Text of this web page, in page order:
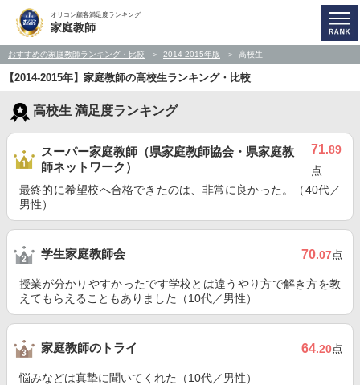
オリコン顧客満足度ランキング
家庭教師
おすすめの家庭教師ランキング・比較 2014-2015年版 高校生
【2014-2015年】家庭教師の高校生ランキング・比較
高校生 満足度ランキング
スーパー家庭教師（県家庭教師協会・県家庭教
師ネットワーク）
71.89
点
最終的に希望校へ合格できたのは、非常に良かった。（40代／
男性）
学生家庭教師会 70.07点
授業が分かりやすかったです学校とは違うやり方で解き方を教
えてもらえることもありました（10代／男性）
家庭教師のトライ 64.20点
悩みなどは真摯に聞いてくれた（10代／男性）